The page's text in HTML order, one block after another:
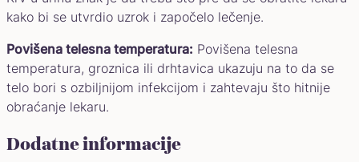
kako bi se utvrdio uzrok i započelo lečenje.
Povišena telesna temperatura: Povišena telesna
temperatura, groznica ili drhtavica ukazuju na to da se
telo bori s ozbiljnijom infekcijom i zahtevaju što hitnije
obraćanje lekaru.
Dodatne informacije